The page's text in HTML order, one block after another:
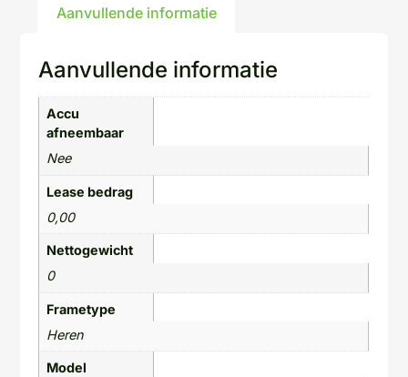
Aanvullende informatie
Aanvullende informatie
Accu
afneembaar
Nee
Lease bedrag
0,00
Nettogewicht
0
Frametype
Heren
Model